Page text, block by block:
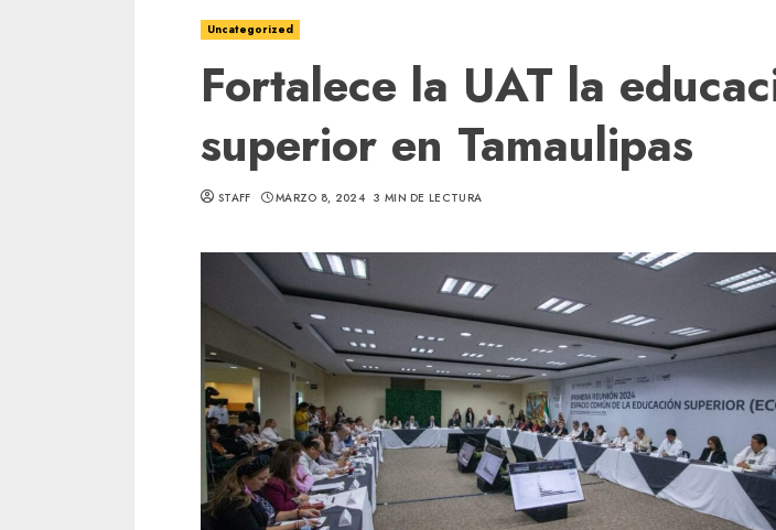
Uncategorized
Fortalece la UAT la
superior en Tamaulipas
STAFF MARZO 8, 2024 3 MIN DE LECTURA